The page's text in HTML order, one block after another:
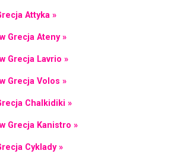
Attyka »
Grecja Ateny »
Grecja Lavrio »
Grecja Volos »
Chalkidiki »
Grecja Kanistro »
Cyklady »